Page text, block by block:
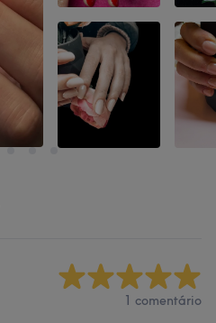
1 comentário